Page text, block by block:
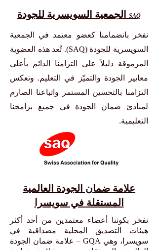
SAQ
نفخر بانضمامنا كعضو معتمد في الجمعية
السويسرية للجودة (SAQ). تُعد هذه العضوية
المرموقة دليلاً على التزامنا الدائم بأعلى
معايير الجودة والتميّز في التعليم. وتعكس
التزامنا بالتحسين المستمر واتباعنا الصارم
لمبادئ ضمان الجودة في جميع برامجنا
التعليمية.
علامة ضمان الجودة العالمية
المستقلة في سويسرا
نفخر بكوننا أعضاء معتمدين من أحد أكثر
هيئات التصديق المحلية مصداقية في
سويسرا، وهي GQA – علامة ضمان الجودة